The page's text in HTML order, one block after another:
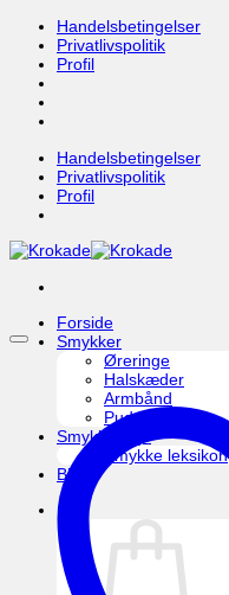
Fortsæt
indhold
Handelsbetingelser
Privatlivspolitik
Profil
Handelsbetingelser
Privatlivspolitik
Profil
Forside
Smykker
Øreringe
Halskæder
Armbånd
Pudseklud
Smykkepleje
Smykke leksikon
Blog